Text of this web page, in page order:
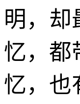
明，却
忆，都
忆，也